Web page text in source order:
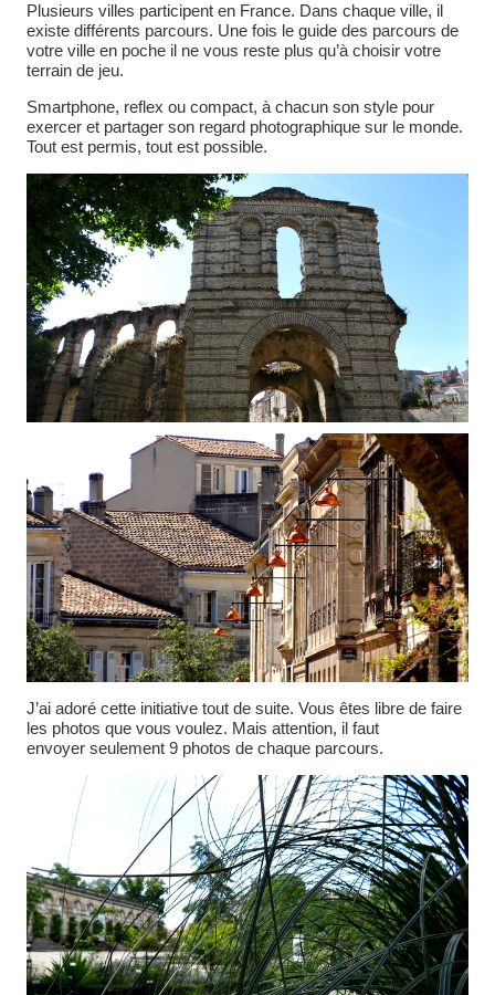
Plusieurs villes participent en France. Dans chaque ville, il
existe différents parcours. Une fois le guide des parcours de
votre ville en poche il ne vous reste plus qu’à choisir votre
terrain de jeu.
Smartphone, reflex ou compact, à chacun son style pour
exercer et partager son regard photographique sur le monde.
Tout est permis, tout est possible.
J’ai adoré cette initiative tout de suite. Vous êtes libre de faire
les photos que vous voulez. Mais attention, il faut
envoyer seulement 9 photos de chaque parcours.